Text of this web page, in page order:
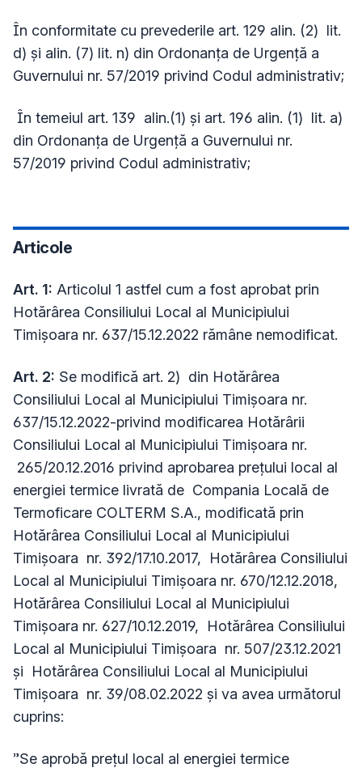
În conformitate cu prevederile art. 129 alin. (2) lit.
d) şi alin. (7) lit. n) din Ordonanţa de Urgenţă a
Guvernului nr. 57/2019 privind Codul administrativ;
În temeiul art. 139 alin.(1) și art. 196 alin. (1) lit. a)
din Ordonanţa de Urgenţă a Guvernului nr.
57/2019 privind Codul administrativ;
Articole
Art. 1: Articolul 1 astfel cum a fost aprobat prin
Hotărârea Consiliului Local al Municipiului
Timișoara nr. 637/15.12.2022 rămâne nemodificat.
Art. 2: Se modifică art. 2) din Hotărârea
Consiliului Local al Municipiului Timișoara nr.
637/15.12.2022-privind modificarea Hotărârii
Consiliului Local al Municipiului Timișoara nr.
265/20.12.2016 privind aprobarea preţului local al
energiei termice livrată de Compania Locală de
Termoficare COLTERM S.A., modificată prin
Hotărârea Consiliului Local al Municipiului
Timișoara nr. 392/17.10.2017, Hotărârea Consiliului
Local al Municipiului Timișoara nr. 670/12.12.2018,
Hotărârea Consiliului Local al Municipiului
Timișoara nr. 627/10.12.2019, Hotărârea Consiliului
Local al Municipiului Timișoara nr. 507/23.12.2021
și Hotărârea Consiliului Local al Municipiului
Timișoara nr. 39/08.02.2022 și va avea următorul
cuprins:
”Se aprobă prețul local al energiei termice